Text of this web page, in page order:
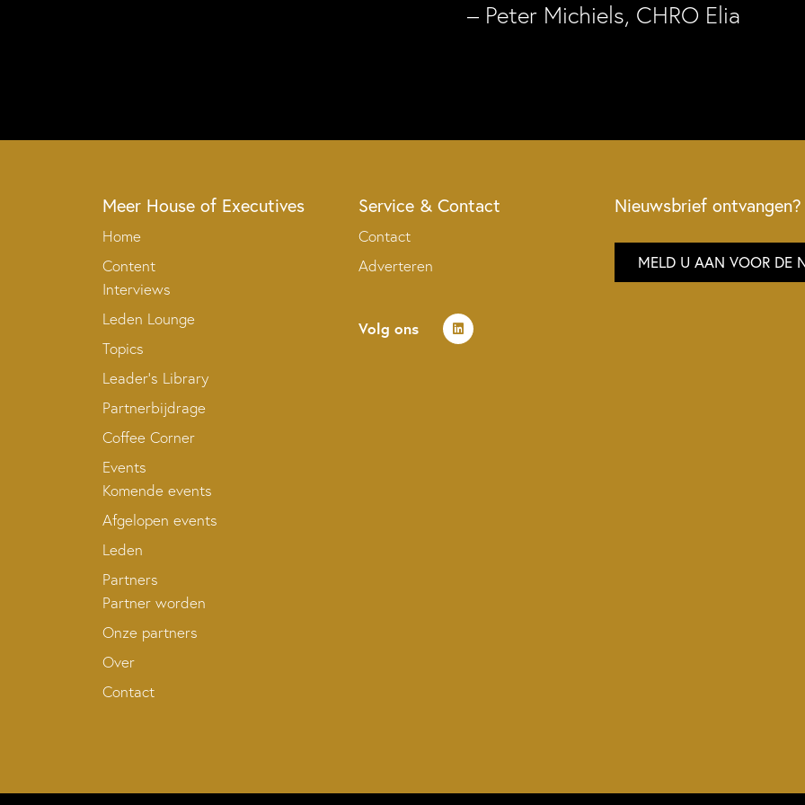
– Peter Michiels, CHRO Elia
Meer House of Executives
Home
Content
Interviews
Leden Lounge
Topics
Leader’s Library
Partnerbijdrage
Coffee Corner
Events
Komende events
Afgelopen events
Leden
Partners
Partner worden
Onze partners
Over
Contact
Service & Contact
Contact
Adverteren
Volg ons
Nieuwsbrief ontvangen?
MELD U AAN VOOR DE